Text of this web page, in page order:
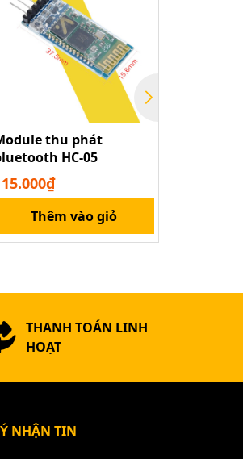
thu phát
HC-05
Thêm vào giỏ
THANH TOÁN LINH
HOẠT
NHẬN TIN